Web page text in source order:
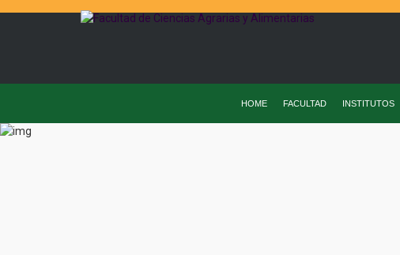
HOME FACULTAD INSTITUTOS